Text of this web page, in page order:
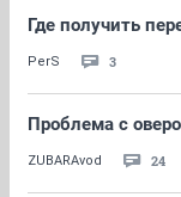
Где получить
PerS 3
Проблема с
ZUBARAvod 24